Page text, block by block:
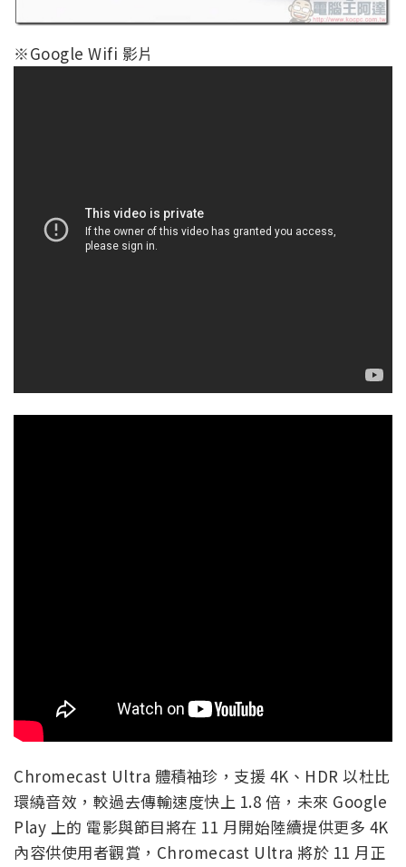
※Google Wifi 影片
Chromecast Ultra 體積袖珍，支援 4K、HDR 以杜比
環繞音效，較過去傳輸速度快上 1.8 倍，未來 Google
Play 上的 電影與節目將在 11 月開始陸續提供更多 4K
內容供使用者觀賞，Chromecast Ultra 將於 11 月正